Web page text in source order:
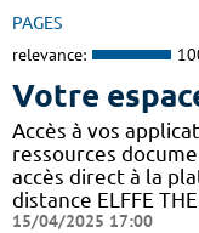
PAGES
relevance:
Votre
Accès à vos
ressources
accès direct à la
distance ELFFE
15/04/2025 17:00